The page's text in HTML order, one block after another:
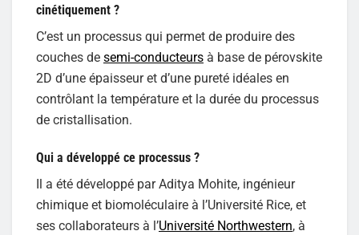
cinétiquement ?
C’est un processus qui permet de produire des
couches de semi-conducteurs à base de pérovskite
2D d’une épaisseur et d’une pureté idéales en
contrôlant la température et la durée du processus
de cristallisation.
Qui a développé ce processus ?
Il a été développé par Aditya Mohite, ingénieur
chimique et biomoléculaire à l’Université Rice, et
ses collaborateurs à l’Université Northwestern, à